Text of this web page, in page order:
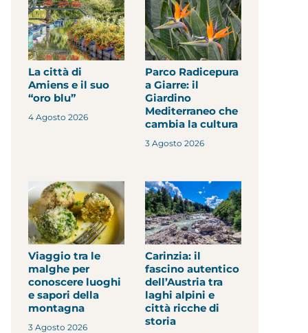
La città di
Amiens e il suo
“oro blu”
4 Agosto 2026
Parco Radicepura
a Giarre: il
Giardino
Mediterraneo che
cambia la cultura
3 Agosto 2026
Viaggio tra le
malghe per
conoscere luoghi
e sapori della
montagna
3 Agosto 2026
Carinzia: il
fascino autentico
dell’Austria tra
laghi alpini e
città ricche di
storia